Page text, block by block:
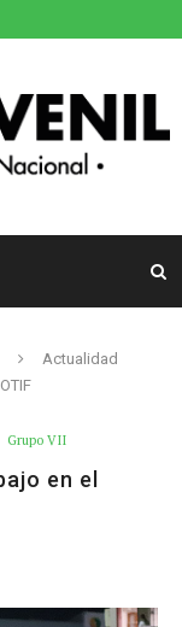
Actualidad
Grupo VII
en el